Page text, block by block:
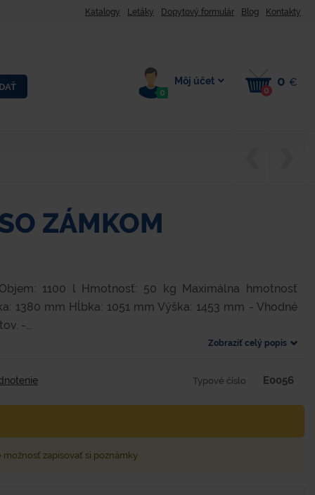
Katalogy Letáky Dopytový formulár Blog Kontakty
0
Môj účet
0
0 €
ZÁMKOM
1100 l Hmotnosť: 50 kg Maximálna hmotnosť
1380 mm Hĺbka: 1051 mm Výška: 1453 mm - Vhodné
-...
Zobraziť celý popis
Typové číslo E0056
možnosť zapisovať si poznámky